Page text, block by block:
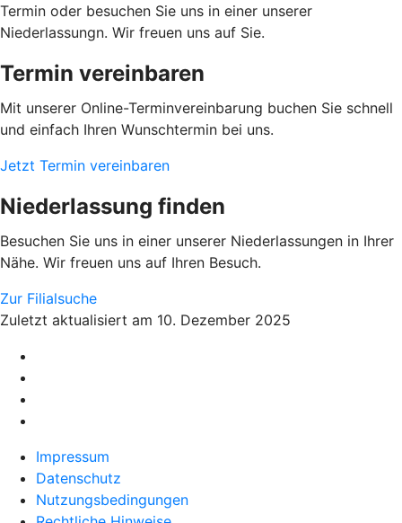
Termin oder besuchen Sie uns in einer unserer
Niederlassungn. Wir freuen uns auf Sie.
Termin vereinbaren
Mit unserer Online-Terminvereinbarung buchen Sie schnell
und einfach Ihren Wunschtermin bei uns.
Jetzt Termin vereinbaren
Niederlassung finden
Besuchen Sie uns in einer unserer Niederlassungen in Ihrer
Nähe. Wir freuen uns auf Ihren Besuch.
Zur Filialsuche
Zuletzt aktualisiert am 10. Dezember 2025
Impressum
Datenschutz
Nutzungsbedingungen